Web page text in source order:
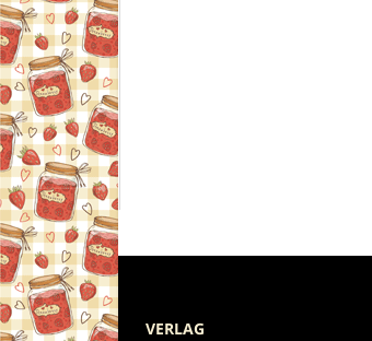
VERLAG